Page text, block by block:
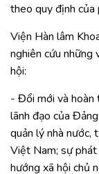
theo quy định của
Viện Hàn lâm
nghiên cứu những
hội:
- Đổi mới và hoàn
lãnh đạo của
quản lý nhà nước,
Việt Nam; sự
hướng xã hội chủ